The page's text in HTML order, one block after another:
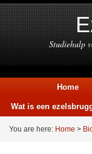
Studiehulp
Home
Wat is een
You are here: Home >